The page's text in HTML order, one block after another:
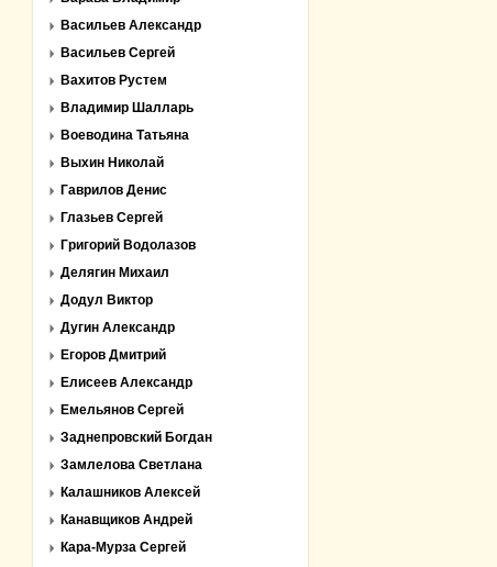
Васильев Александр
Васильев Сергей
Вахитов Рустем
Владимир Шалларь
Воеводина Татьяна
Выхин Николай
Гаврилов Денис
Глазьев Сергей
Григорий Водолазов
Делягин Михаил
Додул Виктор
Дугин Александр
Егоров Дмитрий
Елисеев Александр
Емельянов Сергей
Заднепровский Богдан
Замлелова Светлана
Калашников Алексей
Канавщиков Андрей
Кара-Мурза Сергей